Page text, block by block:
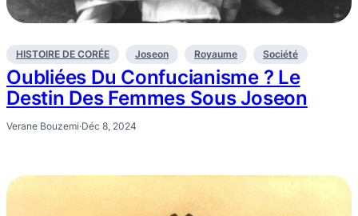
HISTOIRE DE CORÉE Joseon Royaume Société
Oubliées Du Confucianisme ? Le
Destin Des Femmes Sous Joseon
Verane Bouzemi·Déc 8, 2024